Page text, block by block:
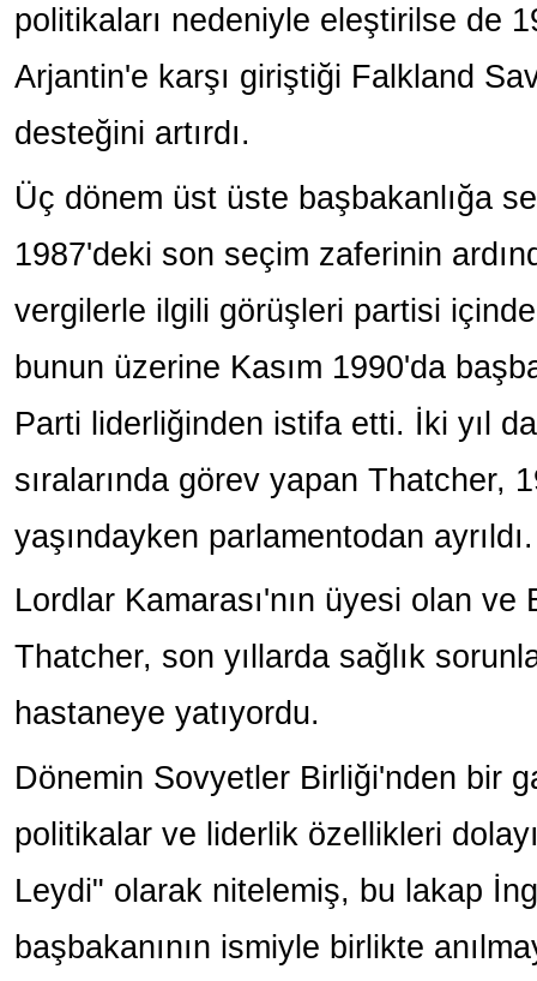
politikaları nedeniyle eleştirilse de
Arjantin'e karşı giriştiği Falkland
desteğini artırdı.
Üç dönem üst üste başbakanlığa
1987'deki son seçim zaferinin
vergilerle ilgili görüşleri partisi
bunun üzerine Kasım 1990'da
Parti liderliğinden istifa etti. İki yıl
sıralarında görev yapan Thatcher,
yaşındayken parlamentodan ayrıldı.
Lordlar Kamarası'nın üyesi olan ve
Thatcher, son yıllarda sağlık
hastaneye yatıyordu.
Dönemin Sovyetler Birliği'nden bir
politikalar ve liderlik özellikleri
Leydi" olarak nitelemiş, bu lakap
başbakanının ismiyle birlikte